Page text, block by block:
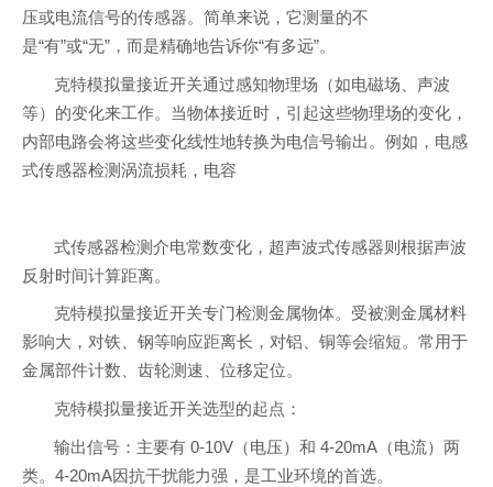
压或电流信号的传感器。简单来说，它测量的不
是“有”或“无”，而是精确地告诉你“有多远”。
克特模拟量接近开关通过感知物理场（如电磁场、声波
等）的变化来工作。当物体接近时，引起这些物理场的变化，
内部电路会将这些变化线性地转换为电信号输出。例如，电感
式传感器检测涡流损耗，电容
式传感器检测介电常数变化，超声波式传感器则根据声波
反射时间计算距离。
克特模拟量接近开关专门检测金属物体。受被测金属材料
影响大，对铁、钢等响应距离长，对铝、铜等会缩短。常用于
金属部件计数、齿轮测速、位移定位。
克特模拟量接近开关选型的起点：
输出信号：主要有 0-10V（电压）和 4-20mA（电流）两
类。4-20mA因抗干扰能力强，是工业环境的首选。